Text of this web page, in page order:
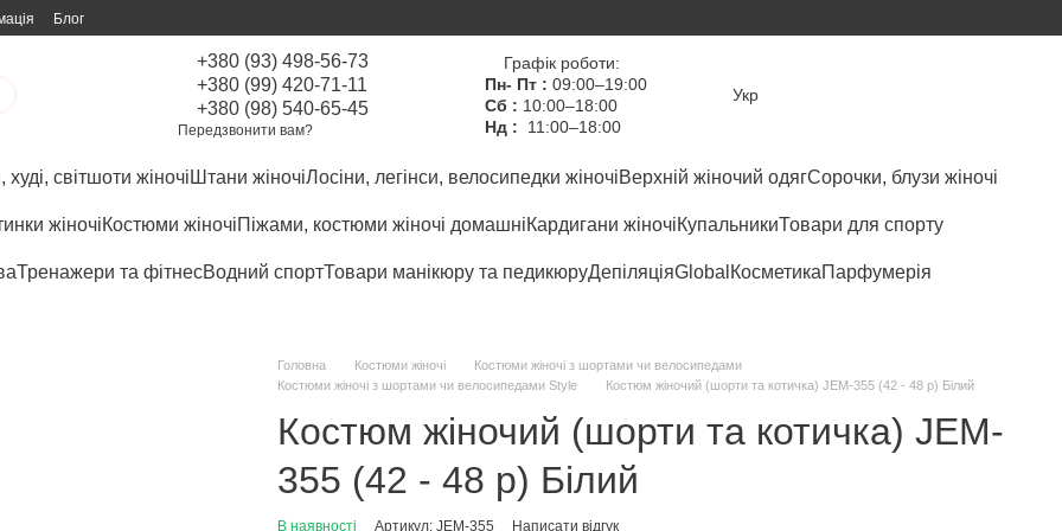
Блог
+380 (93) 498-56-73
+380 (99) 420-71-11
+380 (98) 540-65-45
Передзвонити вам?
Графік роботи:
Пн- Пт : 09:00–19:00
Сб : 10:00–18:00
Нд :
11:00–18:00
Укр
худі, світшоти жіночі Штани жіночіЛосіни, легінси, велосипедки жіночіВерхній жіночий одягСорочки, блузи жіночі
жіночіКостюми жіночіПіжами, костюми жіночі домашніКардигани жіночіКупальникиТовари для спорту
Тренажери та фітнесВодний спортТовари манікюру та педикюруДепіляціяGlobal КосметикаПарфумерія
Головна Костюми жіночі
Костюми жіночі з шортами чи велосипедами
Костюми жіночі з шортами чи велосипедами Style
Костюм жіночий (шорти та котичка) JEM-355 (42 - 48 р) Білий
Костюм жіночий (шорти та котичка) JEM-
355 (42 - 48 р) Білий
В наявності Артикул: JEM-355 Написати відгук